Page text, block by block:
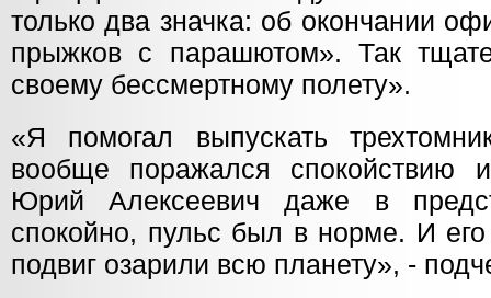
только два значка: об окончании
прыжков с парашютом». Так
своему бессмертному полету».
«Я помогал выпускать
вообще поражался спокойствию
Юрий Алексеевич даже в
спокойно, пульс был в норме. И
подвиг озарили всю планету», -